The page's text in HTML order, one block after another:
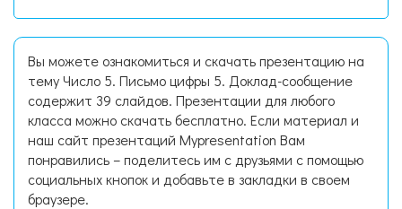
Вы можете ознакомиться и скачать презентацию на
тему Число 5. Письмо цифры 5. Доклад-сообщение
содержит 39 слайдов. Презентации для любого
класса можно скачать бесплатно. Если материал и
наш сайт презентаций Mypresentation Вам
понравились – поделитесь им с друзьями с помощью
социальных кнопок и добавьте в закладки в своем
браузере.